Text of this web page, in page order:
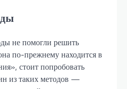
не помогли решить
по-прежнему находится в
стоит попробовать
из таких методов —